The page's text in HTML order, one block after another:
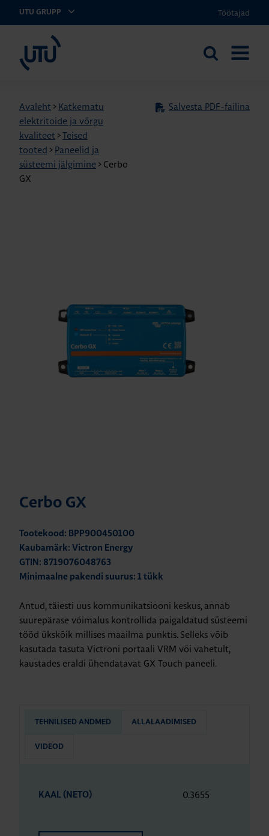
UTU GRUPP Töötajad
Otsi
Avaleht > Katkematu
elektritoide ja võrgu
kvaliteet >Teised
tooted > Paneelid ja
süsteemi jälgimine > Cerbo
GX
Salvesta PDF-failina
Cerbo GX
Tootekood: BPP900450100
Kaubamärk: Victron Energy
GTIN: 8719076048763
Minimaalne pakendi suurus: 1 tükk
Antud, täiesti uus kommunikatsiooni keskus, annab
suurepärase võimalus kontrollida paigaldatud süsteemi
tööd ükskõik millises maailma punktis. Selleks võib
kasutada tasuta Victroni portaali VRM või vahetult,
kaustades eraldi ühendatavat GX Touch paneeli.
TEHNILISED ANDMED ALLALAADIMISED
VIDEOD
KAAL (NETO) 0.3655